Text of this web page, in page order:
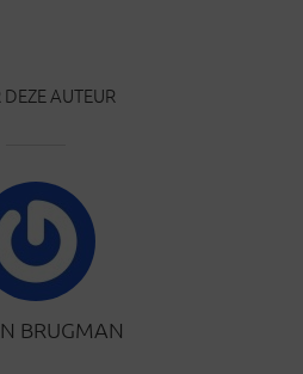
DEZE AUTEUR
BRUGMAN